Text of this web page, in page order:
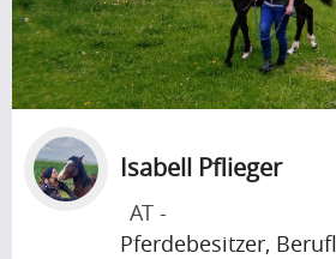
Isabell Pflieger
AT -
Pferdebesitzer,